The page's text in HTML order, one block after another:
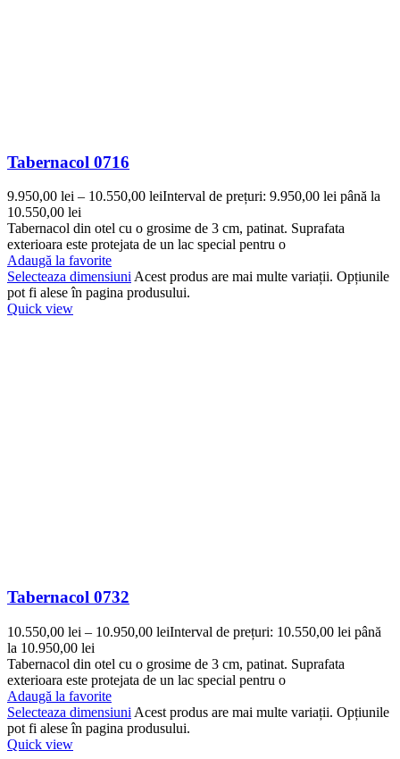
Tabernacol 0716
9.950,00 lei – 10.550,00 leiInterval de prețuri: 9.950,00 lei până la
10.550,00 lei
Tabernacol din otel cu o grosime de 3 cm, patinat. Suprafata
exterioara este protejata de un lac special pentru o
Adaugă la favorite
Selecteaza dimensiuni Acest produs are mai multe variații. Opțiunile
pot fi alese în pagina produsului.
Quick view
Tabernacol 0732
10.550,00 lei – 10.950,00 leiInterval de prețuri: 10.550,00 lei până
la 10.950,00 lei
Tabernacol din otel cu o grosime de 3 cm, patinat. Suprafata
exterioara este protejata de un lac special pentru o
Adaugă la favorite
Selecteaza dimensiuni Acest produs are mai multe variații. Opțiunile
pot fi alese în pagina produsului.
Quick view